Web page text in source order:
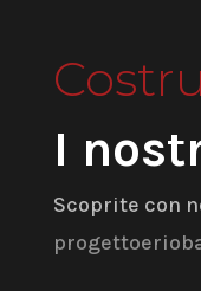
I
Scoprite con